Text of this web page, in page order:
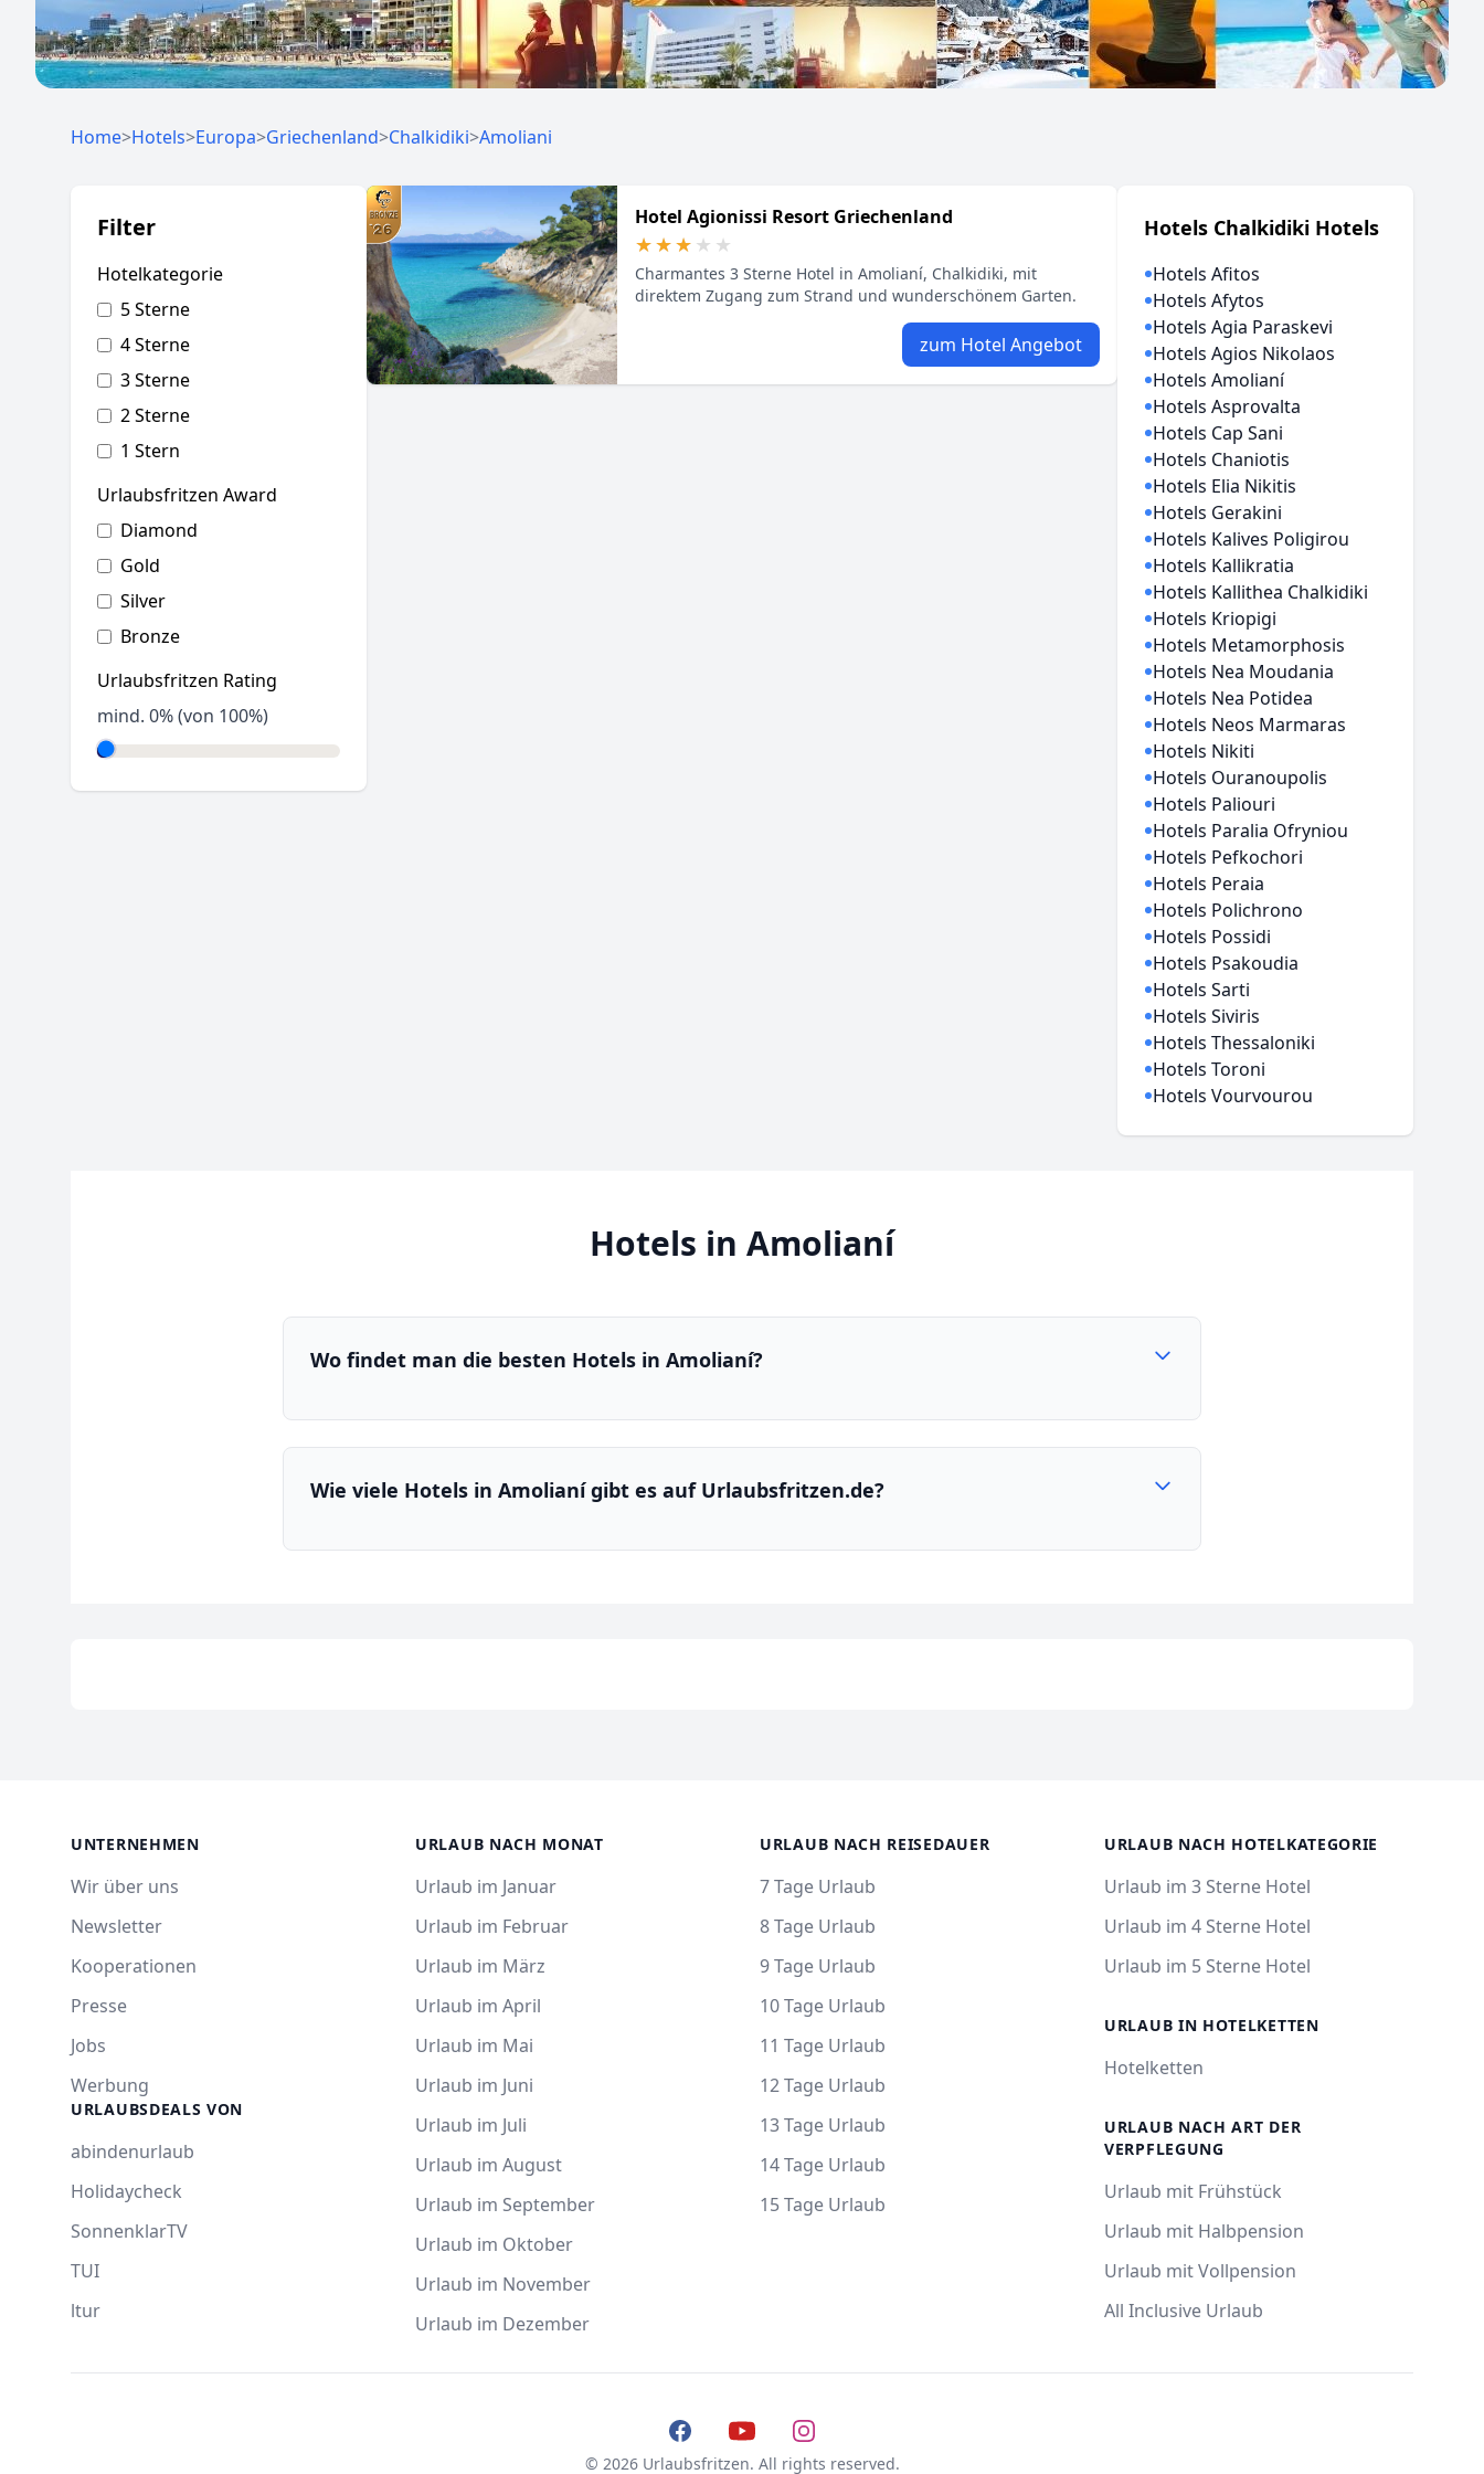
Home>Hotels>Europa>Griechenland>Chalkidiki>Amoliani
Filter
Hotelkategorie
5 Sterne
4 Sterne
3 Sterne
2 Sterne
1 Stern
Urlaubsfritzen Award
Diamond
Gold
Silver
Bronze
Urlaubsfritzen Rating
mind. 0% (von 100%)
Hotel Agionissi Resort Griechenland
★★★★★
★★★★★
Charmantes 3 Sterne Hotel in Amolianí, Chalkidiki, mit
direktem Zugang zum Strand und wunderschönem Garten.
zum Hotel Angebot
Hotels Chalkidiki Hotels
Hotels Afitos
Hotels Afytos
Hotels Agia Paraskevi
Hotels Agios Nikolaos
Hotels Amolianí
Hotels Asprovalta
Hotels Cap Sani
Hotels Chaniotis
Hotels Elia Nikitis
Hotels Gerakini
Hotels Kalives Poligirou
Hotels Kallikratia
Hotels Kallithea Chalkidiki
Hotels Kriopigi
Hotels Metamorphosis
Hotels Nea Moudania
Hotels Nea Potidea
Hotels Neos Marmaras
Hotels Nikiti
Hotels Ouranoupolis
Hotels Paliouri
Hotels Paralia Ofryniou
Hotels Pefkochori
Hotels Peraia
Hotels Polichrono
Hotels Possidi
Hotels Psakoudia
Hotels Sarti
Hotels Siviris
Hotels Thessaloniki
Hotels Toroni
Hotels Vourvourou
Hotels in Amolianí
Wo findet man die besten Hotels in Amolianí?
Wie viele Hotels in Amolianí gibt es auf Urlaubsfritzen.de?
UNTERNEHMEN
Wir über uns
Newsletter
Kooperationen
Presse
Jobs
Werbung
URLAUBSDEALS VON
abindenurlaub
Holidaycheck
SonnenklarTV
TUI
ltur
URLAUB NACH MONAT
Urlaub im Januar
Urlaub im Februar
Urlaub im März
Urlaub im April
Urlaub im Mai
Urlaub im Juni
Urlaub im Juli
Urlaub im August
Urlaub im September
Urlaub im Oktober
Urlaub im November
Urlaub im Dezember
URLAUB NACH REISEDAUER
7 Tage Urlaub
8 Tage Urlaub
9 Tage Urlaub
10 Tage Urlaub
11 Tage Urlaub
12 Tage Urlaub
13 Tage Urlaub
14 Tage Urlaub
15 Tage Urlaub
URLAUB NACH HOTELKATEGORIE
Urlaub im 3 Sterne Hotel
Urlaub im 4 Sterne Hotel
Urlaub im 5 Sterne Hotel
URLAUB IN HOTELKETTEN
Hotelketten
URLAUB NACH ART DER
VERPFLEGUNG
Urlaub mit Frühstück
Urlaub mit Halbpension
Urlaub mit Vollpension
All Inclusive Urlaub
FacebookYouTubeInstagram
© 2026 Urlaubsfritzen. All rights reserved.